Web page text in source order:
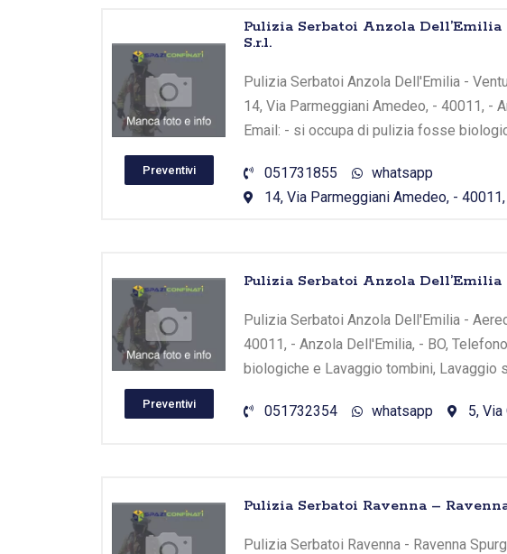
Preventivi
Pulizia Serbatoi Anzola
S.r.l.
Pulizia Serbatoi Anzola Dell'Emilia -
14, Via Parmeggiani Amedeo, - 40011, -
Email: - si occupa di pulizia fosse
051731855
whatsapp
14, Via Parmeggiani Amedeo, -
Preventivi
Pulizia Serbatoi Anzola Dell’Emilia
Pulizia Serbatoi Anzola Dell'Emilia -
40011, - Anzola Dell'Emilia, - BO,
biologiche e Lavaggio tombini, Lavaggio
051732354 whatsapp 5,
Pulizia Serbatoi Ravenna –
Pulizia Serbatoi Ravenna - Ravenna